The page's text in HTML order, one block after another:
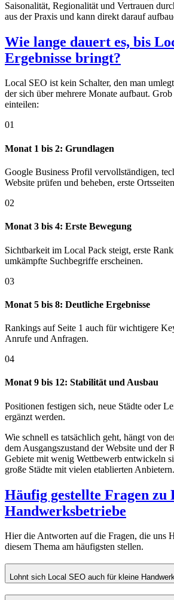
Saisonalität, Regionalität und Vertrauen
aus der Praxis und kann direkt darauf
Wie lange dauert es, bis
Ergebnisse bringt?
Local SEO ist kein Schalter, den man
der sich über mehrere Monate aufbaut.
einteilen:
01
Monat 1 bis 2: Grundlagen
Google Business Profil vervollständigen,
Website prüfen und beheben, erste
02
Monat 3 bis 4: Erste Bewegung
Sichtbarkeit im Local Pack steigt, erste
umkämpfte Suchbegriffe erscheinen.
03
Monat 5 bis 8: Deutliche Ergebnisse
Rankings auf Seite 1 auch für wichtigere
Anrufe und Anfragen.
04
Monat 9 bis 12: Stabilität und Ausbau
Positionen festigen sich, neue Städte oder
ergänzt werden.
Wie schnell es tatsächlich geht, hängt von
dem Ausgangszustand der Website und der
Gebiete mit wenig Wettbewerb entwickeln
große Städte mit vielen etablierten Anbietern.
Häufig gestellte Fragen zu
Handwerksbetriebe
Hier die Antworten auf die Fragen, die uns
diesem Thema am häufigsten stellen.
Lohnt sich Local SEO auch für kleine